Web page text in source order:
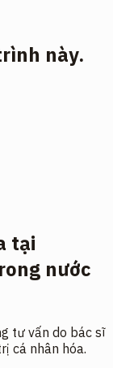
này.
tại
nước
tư vấn do bác sĩ
cá nhân hóa.